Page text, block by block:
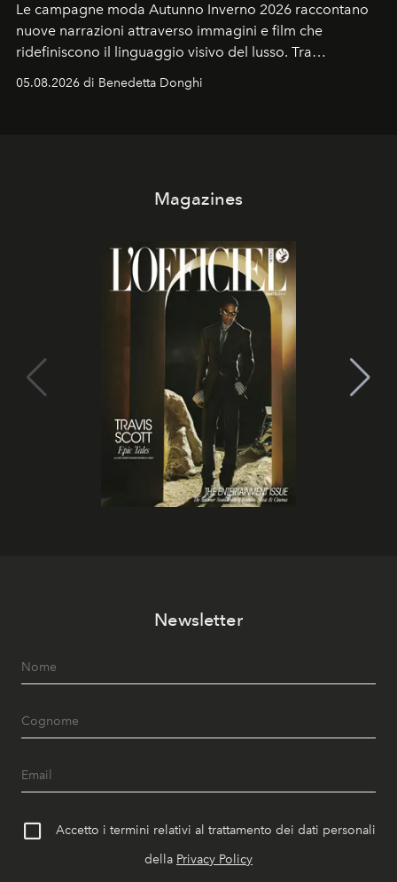
Le campagne moda Autunno Inverno 2026 raccontano
nuove narrazioni attraverso immagini e film che
ridefiniscono il linguaggio visivo del lusso. Tra
protagonisti del cinema, volti della cultura
contemporanea e storytelling d'autore, le maison
05.08.2026 di Benedetta Donghi
Magazines
Newsletter
Accetto i termini relativi al trattamento dei dati personali
della Privacy Policy